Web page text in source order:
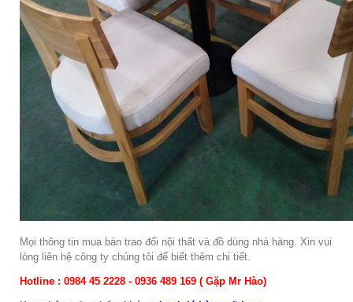
Mọi thông tin mua bán trao đổi nội thất và đồ dùng nhà hàng. Xin vui
lòng liên hệ công ty chúng tôi để biết thêm chi tiết.
Hotline : 0984 45 2228 - 0936 489 169 ( Gặp Mr Hào)